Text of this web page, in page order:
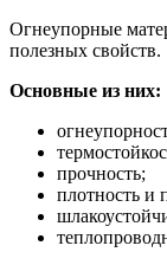
Огнеупорные
полезных свойств.
Основные из них:
прочность;
плотность и